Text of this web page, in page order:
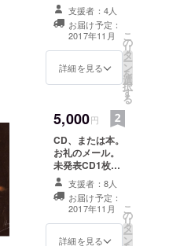
ちゃぷちゃ
ぷレコード
を立ち上げ
で７枚のCD
ス。２０１
５年にはユ
ニバーサ
ル・ミュー
ジックから
「埋蔵音源
発掘シリー
メール。
支援者：4人
お届け予定：
2017年11月
詳細を見る
こ
の
リ
タ
ー
ン
を
選
択
す
る
5,000円
CD、または本。
お礼のメール。
未発表CD1枚。
未発表ＣＤに
は、豊住芳三郎
一枚ずつ異なる
直筆のサイン入
り。未発表音源
を４曲程度収
支援者：8人
お届け予定：
2017年11月
詳細を見る
こ
の
リ
タ
ー
ン